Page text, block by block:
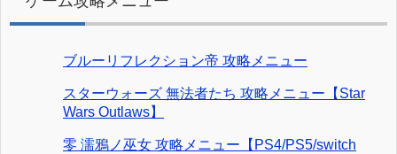
ブルーリフレクション帝 攻略メニュー
スターウォーズ 無法者たち 攻略メニュー【Star
Wars Outlaws】
零 濡鴉ノ巫女 攻略メニュー【PS4/PS5/switch